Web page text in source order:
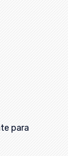
para